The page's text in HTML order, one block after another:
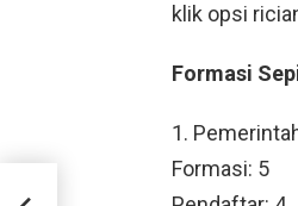
klik opsi
Formasi
1.
Formasi: 5